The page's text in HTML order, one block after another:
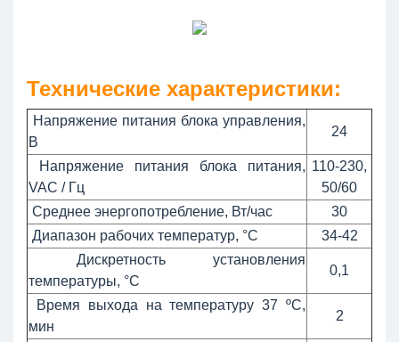
Технические характеристики:
Напряжение питания блока управления,
В
24
Напряжение питания блока питания,
VAC / Гц
110-230,
50/60
Среднее энергопотребление, Вт/час
30
Диапазон рабочих температур, °С
34-42
Дискретность установления
температуры, °С
0,1
Время выхода на температуру 37 ºC,
мин
2